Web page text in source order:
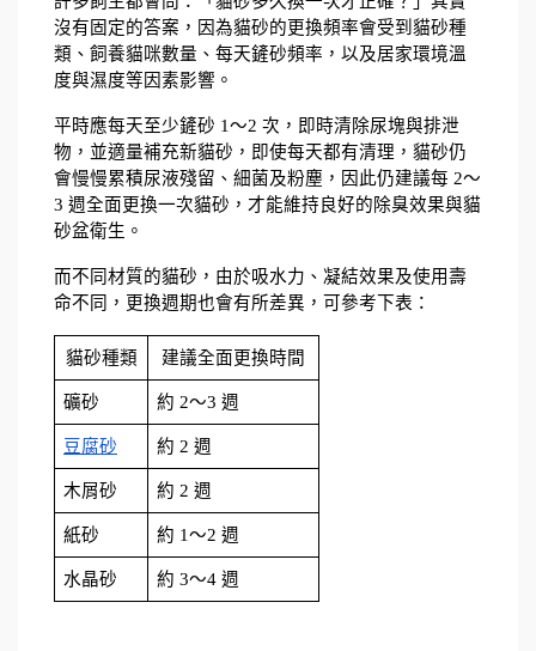
沒有固定的答案，因為貓砂的更換頻率會受到貓砂種
類、飼養貓咪數量、每天鏟砂頻率，以及居家環境溫
度與濕度等因素影響。
平時應每天至少鏟砂 1～2 次，即時清除尿塊與排泄
物，並適量補充新貓砂，即使每天都有清理，貓砂仍
會慢慢累積尿液殘留、細菌及粉塵，因此仍建議每 2～
3 週全面更換一次貓砂，才能維持良好的除臭效果與貓
砂盆衛生。
而不同材質的貓砂，由於吸水力、凝結效果及使用壽
命不同，更換週期也會有所差異，可參考下表：
貓砂種類 建議全面更換時間
礦砂 約 2～3 週
豆腐砂 約 2 週
木屑砂 約 2 週
紙砂 約 1～2 週
水晶砂 約 3～4 週